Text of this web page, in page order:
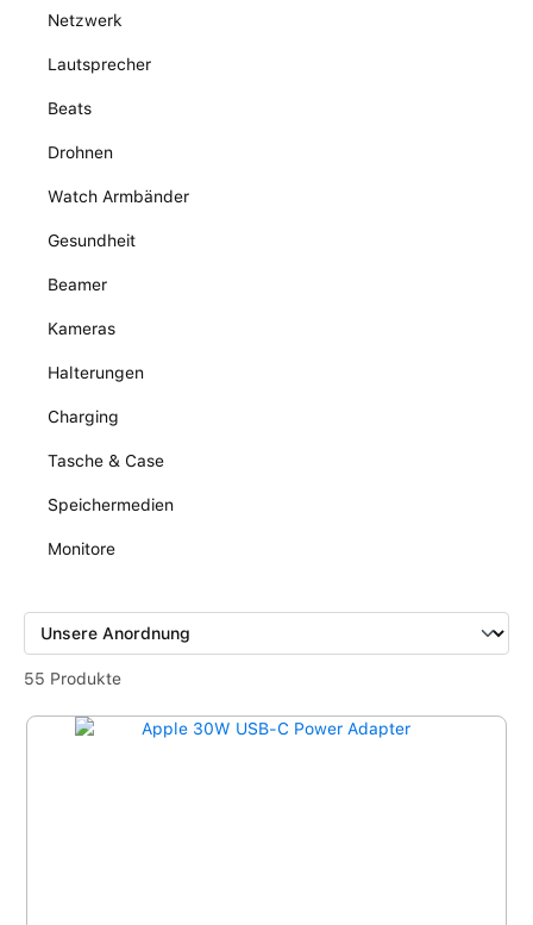
Netzwerk
Lautsprecher
Beats
Drohnen
Watch Armbänder
Gesundheit
Beamer
Kameras
Halterungen
Charging
Tasche & Case
Speichermedien
Monitore
55 Produkte